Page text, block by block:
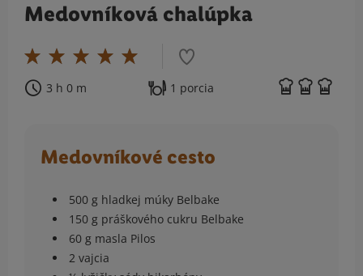
Medovníková chalúpka
3 h 0 m 1 porcia
Medovníkové cesto
500 g hladkej múky Belbake
150 g práškového cukru Belbake
60 g masla Pilos
2 vajcia